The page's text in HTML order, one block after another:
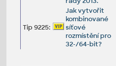
Tip 9225:
Jak vytvořit
kombinované
síťové
rozmístění pro
32-/64-bit?